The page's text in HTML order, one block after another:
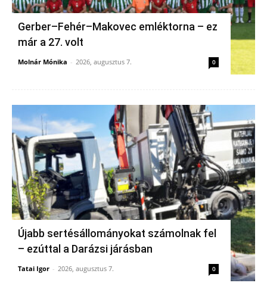
Gerber–Fehér–Makovec emléktorna – ez
már a 27. volt
Molnár Mónika - 2026, augusztus 7. 0
Újabb sertésállományokat számolnak fel
– ezúttal a Darázsi járásban
Tatai Igor - 2026, augusztus 7. 0